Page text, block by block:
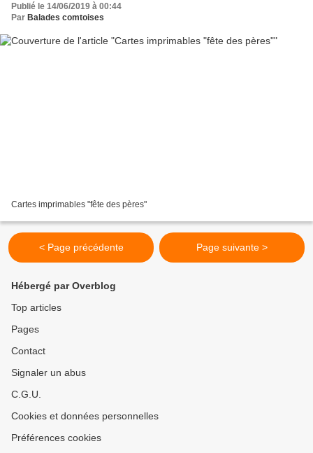
Publié le 14/06/2019 à 00:44
Par Balades comtoises
Cartes imprimables "fête des pères"
< Page précédente Page suivante >
Hébergé par Overblog
Top articles
Pages
Contact
Signaler un abus
C.G.U.
Cookies et données personnelles
Préférences cookies